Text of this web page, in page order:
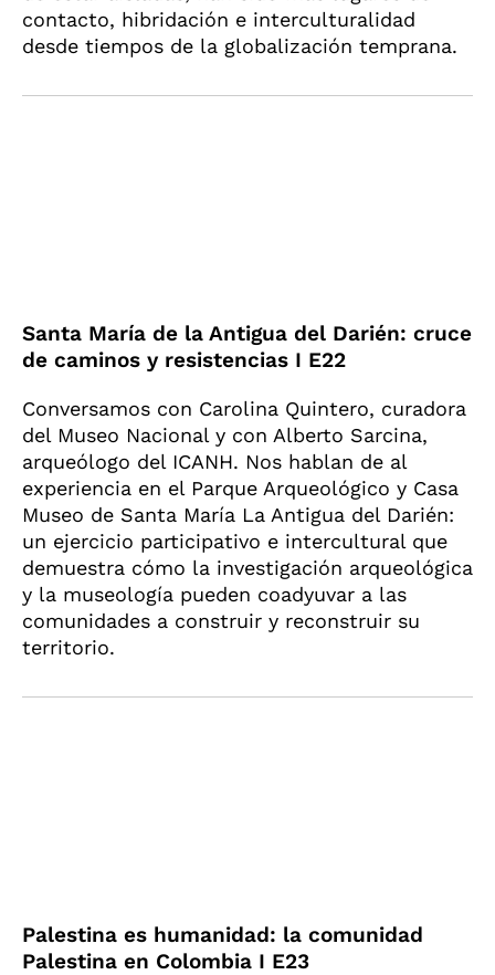
contacto, hibridación e interculturalidad
desde tiempos de la globalización temprana.
Santa María de la Antigua del Darién: cruce
de caminos y resistencias I E22
Conversamos con Carolina Quintero, curadora
del Museo Nacional y con Alberto Sarcina,
arqueólogo del ICANH. Nos hablan de al
experiencia en el Parque Arqueológico y Casa
Museo de Santa María La Antigua del Darién:
un ejercicio participativo e intercultural que
demuestra cómo la investigación arqueológica
y la museología pueden coadyuvar a las
comunidades a construir y reconstruir su
territorio.
Palestina es humanidad: la comunidad
Palestina en Colombia I E23